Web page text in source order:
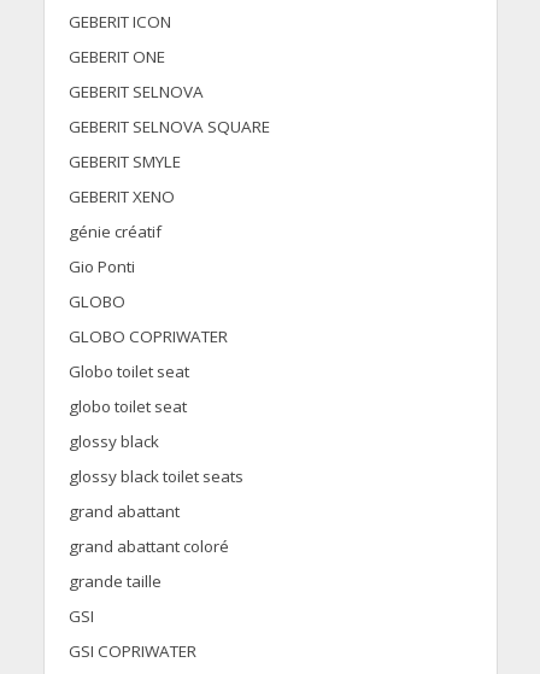
GEBERIT ICON
GEBERIT ONE
GEBERIT SELNOVA
GEBERIT SELNOVA SQUARE
GEBERIT SMYLE
GEBERIT XENO
génie créatif
Gio Ponti
GLOBO
GLOBO COPRIWATER
Globo toilet seat
globo toilet seat
glossy black
glossy black toilet seats
grand abattant
grand abattant coloré
grande taille
GSI
GSI COPRIWATER